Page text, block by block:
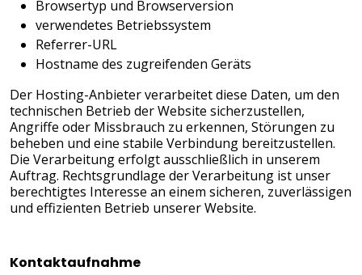
Browsertyp und Browserversion
verwendetes Betriebssystem
Referrer-URL
Hostname des zugreifenden Geräts
Der Hosting-Anbieter verarbeitet diese Daten, um den
technischen Betrieb der Website sicherzustellen,
Angriffe oder Missbrauch zu erkennen, Störungen zu
beheben und eine stabile Verbindung bereitzustellen.
Die Verarbeitung erfolgt ausschließlich in unserem
Auftrag. Rechtsgrundlage der Verarbeitung ist unser
berechtigtes Interesse an einem sicheren, zuverlässigen
und effizienten Betrieb unserer Website.
Kontaktaufnahme